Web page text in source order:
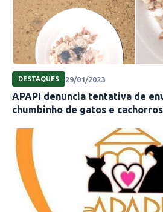
DESTAQUES 29/01/2023
APAPI denuncia tentativa de
chumbinho de gatos e